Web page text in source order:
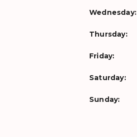
Wednesday:
Thursday:
Friday:
Saturday:
Sunday: